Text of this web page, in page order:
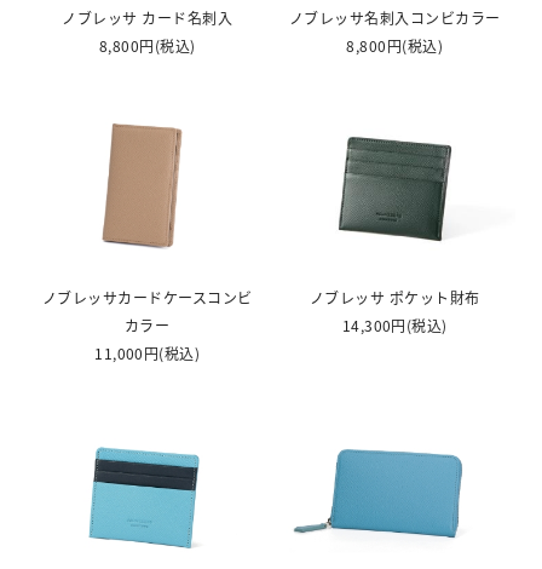
ノブレッサ カード名刺入
8,800円(税込)
ノブレッサ名刺入コンビカラー
8,800円(税込)
ノブレッサカードケースコンビ
カラー
11,000円(税込)
ノブレッサ ポケット財布
14,300円(税込)